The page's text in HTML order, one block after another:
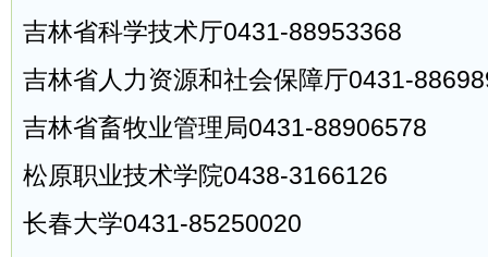
吉林省科学技术厅0431-88953368
吉林省人力资源和社会保障厅0431-
吉林省畜牧业管理局0431-88906578
松原职业技术学院0438-3166126
长春大学0431-85250020